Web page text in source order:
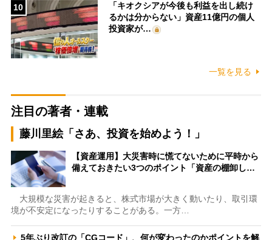
10
「キオクシアが今後も利益を出し続け
るかは分からない」資産11億円の個人
投資家が…
一覧を見る
注目の著者・連載
藤川里絵「さあ、投資を始めよう！」
【資産運用】大災害時に慌てないために平時から
備えておきたい3つのポイント「資産の棚卸し…
大規模な災害が起きると、株式市場が大きく動いたり、取引環
境が不安定になったりすることがある。一方…
5年ぶり改訂の「CGコード」、何が変わったのかポイントを解